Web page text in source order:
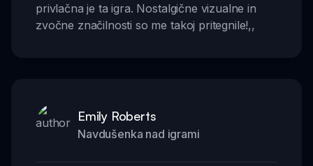
privlačna je ta igra. Nostalgične vizualne in
zvočne značilnosti so me takoj pritegnile!,,
Emily Roberts
Navdušenka nad igrami